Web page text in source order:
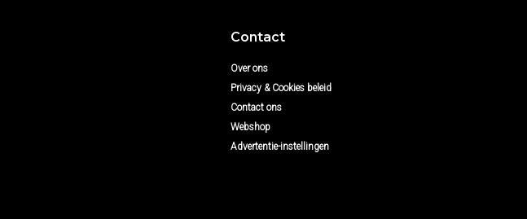
Contact
Over ons
Privacy & Cookies beleid
Contact ons
Webshop
Advertentie-instellingen